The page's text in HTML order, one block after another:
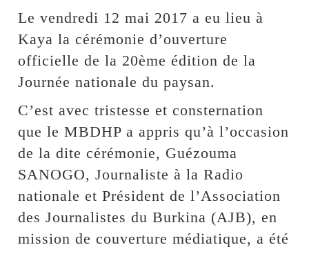
Le vendredi 12 mai 2017 a eu lieu à
Kaya la cérémonie d’ouverture
officielle de la 20ème édition de la
Journée nationale du paysan.
C’est avec tristesse et consternation
que le MBDHP a appris qu’à l’occasion
de la dite cérémonie, Guézouma
SANOGO, Journaliste à la Radio
nationale et Président de l’Association
des Journalistes du Burkina (AJB), en
mission de couverture médiatique, a été